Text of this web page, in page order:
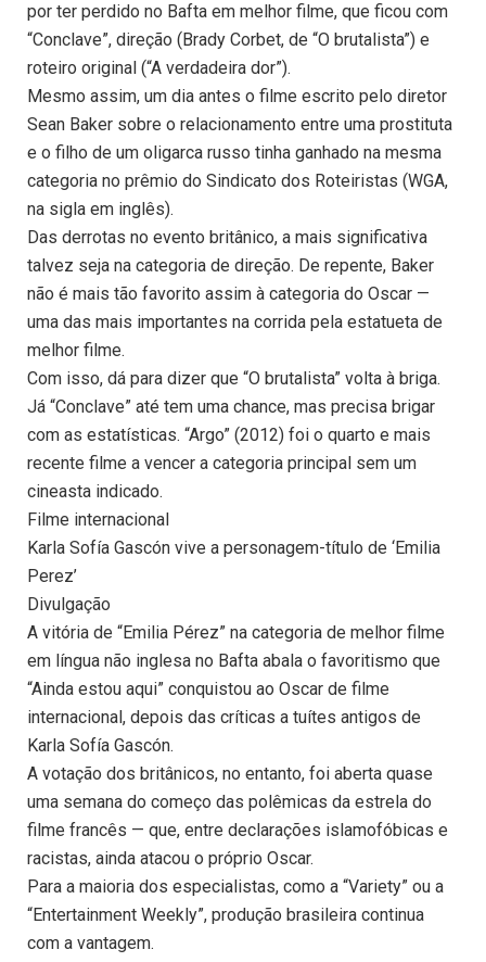
por ter perdido no Bafta em melhor filme, que ficou com
“Conclave”, direção (Brady Corbet, de “O brutalista”) e
roteiro original (“A verdadeira dor”).
Mesmo assim, um dia antes o filme escrito pelo diretor
Sean Baker sobre o relacionamento entre uma prostituta
e o filho de um oligarca russo tinha ganhado na mesma
categoria no prêmio do Sindicato dos Roteiristas (WGA,
na sigla em inglês).
Das derrotas no evento britânico, a mais significativa
talvez seja na categoria de direção. De repente, Baker
não é mais tão favorito assim à categoria do Oscar —
uma das mais importantes na corrida pela estatueta de
melhor filme.
Com isso, dá para dizer que “O brutalista” volta à briga.
Já “Conclave” até tem uma chance, mas precisa brigar
com as estatísticas. “Argo” (2012) foi o quarto e mais
recente filme a vencer a categoria principal sem um
cineasta indicado.
Filme internacional
Karla Sofía Gascón vive a personagem-título de ‘Emilia
Perez’
Divulgação
A vitória de “Emilia Pérez” na categoria de melhor filme
em língua não inglesa no Bafta abala o favoritismo que
“Ainda estou aqui” conquistou ao Oscar de filme
internacional, depois das críticas a tuítes antigos de
Karla Sofía Gascón.
A votação dos britânicos, no entanto, foi aberta quase
uma semana do começo das polêmicas da estrela do
filme francês — que, entre declarações islamofóbicas e
racistas, ainda atacou o próprio Oscar.
Para a maioria dos especialistas, como a “Variety” ou a
“Entertainment Weekly”, produção brasileira continua
com a vantagem.